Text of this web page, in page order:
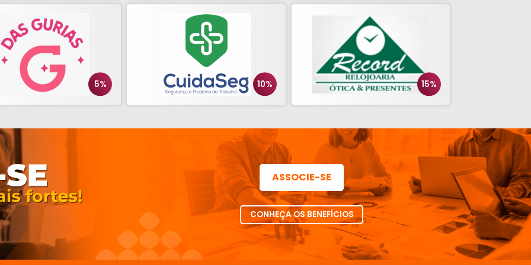
5% 10% 15%
ASSOCIE-SE
CONHEÇA OS BENEFÍCIOS